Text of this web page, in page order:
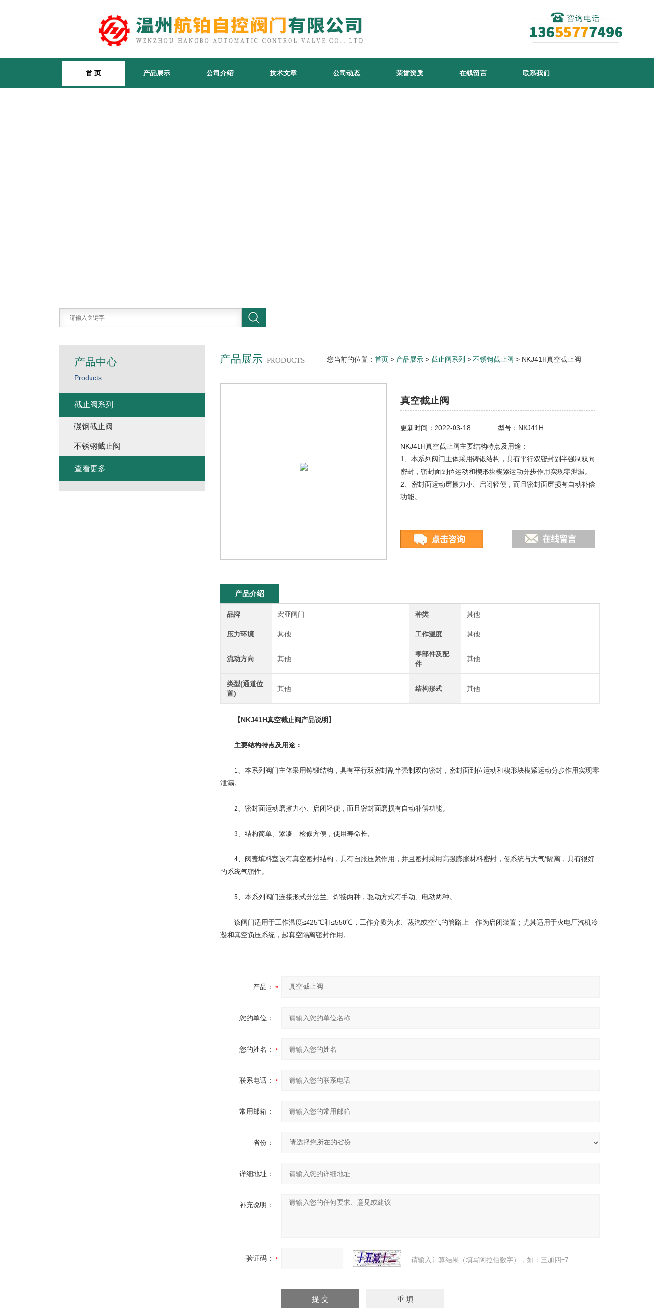
首 页 产品展示 公司介绍 技术文章 公司动态 荣誉资质 在线留言 联系我们
产品展示 PRODUCTS 您当前的位置： 首页 > 产品展示 > 截止阀系列 > 不锈钢截止阀 > NKJ41H真空截止阀
真空截止阀
更新时间：2022-03-18 型号：NKJ41H
NKJ41H真空截止阀主要结构特点及用途：
1、本系列阀门主体采用铸锻结构，具有平行双密封副半强制双向
密封，密封面到位运动和楔形块楔紧运动分步作用实现零泄漏。
2、密封面运动磨擦力小、启闭轻便，而且密封面磨损有自动补偿
功能。
产品介绍
品牌 宏亚阀门 种类 其他
压力环境 其他 工作温度 其他
流动方向 其他
零部件及配
件
其他
类型(通道位
置)
其他 结构形式 其他
【NKJ41H真空截止阀产品说明】
主要结构特点及用途：
1、本系列阀门主体采用铸锻结构，具有平行双密封副半强制双向密封，密封面到位运动和楔形块楔紧运动分步作用实现零
泄漏。
2、密封面运动磨擦力小、启闭轻便，而且密封面磨损有自动补偿功能。
3、结构简单、紧凑、检修方便，使用寿命长。
4、阀盖填料室设有真空密封结构，具有自胀压紧作用，并且密封采用高强膨胀材料密封，使系统与大气*隔离，具有很好
的系统气密性。
5、本系列阀门连接形式分法兰、焊接两种，驱动方式有手动、电动两种。
该阀门适用于工作温度≤425℃和≤550℃，工作介质为水、蒸汽或空气的管路上，作为启闭装置；尤其适用于火电厂汽机冷
凝和真空负压系统，起真空隔离密封作用。
产品：
您的单位：
您的姓名：
联系电话：
常用邮箱：
省份：
详细地址：
补充说明：
验证码： 请输入计算结果（填写阿拉伯数字），如：三加四=7
产品中心
Products
截止阀系列
碳钢截止阀
不锈钢截止阀
查看更多